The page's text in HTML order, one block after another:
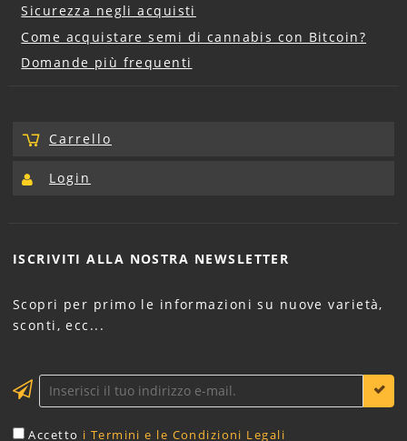
Sicurezza negli acquisti
Come acquistare semi di cannabis con Bitcoin?
Domande più frequenti
Carrello
Login
ISCRIVITI ALLA NOSTRA NEWSLETTER
Scopri per primo le informazioni su nuove varietà,
sconti, ecc...
Accetto i Termini e le Condizioni Legali